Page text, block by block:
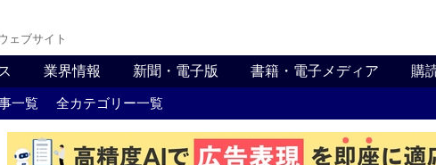
ェブサイト
業界情報 新聞・電子版 書籍・電子メディア 購
一覧 全カテゴリー一覧